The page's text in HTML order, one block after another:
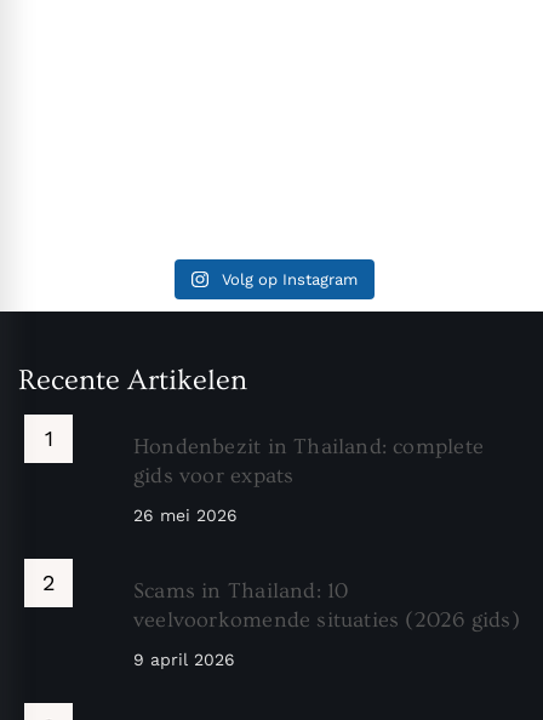
Volg op Instagram
Recente Artikelen
Hondenbezit in Thailand: complete
gids voor expats
26 mei 2026
Scams in Thailand: 10
veelvoorkomende situaties (2026 gids)
9 april 2026